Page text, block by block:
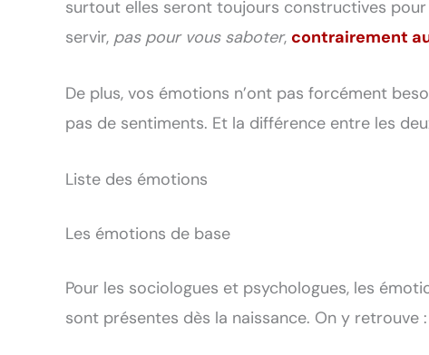
surtout elles seront toujours constructives
servir, pas pour vous saboter, contrairement
De plus, vos émotions n’ont pas forcément
pas de sentiments. Et la différence entre les
Liste des émotions
Les émotions de base
Pour les sociologues et psychologues, les
sont présentes dès la naissance. On y retrouve :